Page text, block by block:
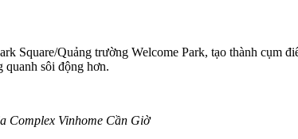
Quảng trường Welcome Park, tạo thành cụm
sôi động hơn.
Complex Vinhome Cần Giờ